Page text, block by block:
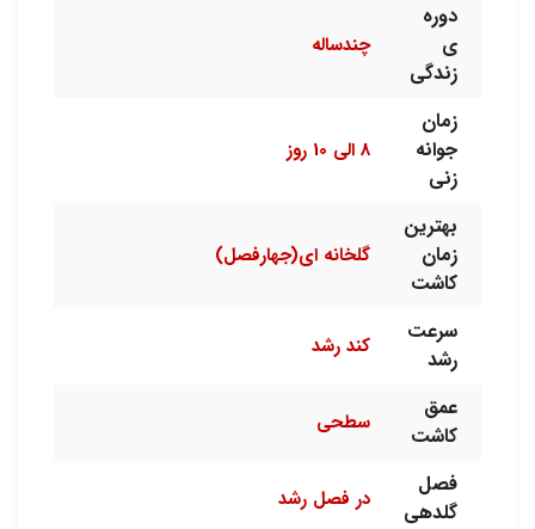
دوره
ی
زندگی
چندساله
زمان
جوانه
زنی
8 الی 10 روز
بهترین
زمان
کاشت
گلخانه ای(جهارفصل)
سرعت
رشد
کند رشد
عمق
کاشت
سطحی
فصل
گلدهی
در فصل رشد